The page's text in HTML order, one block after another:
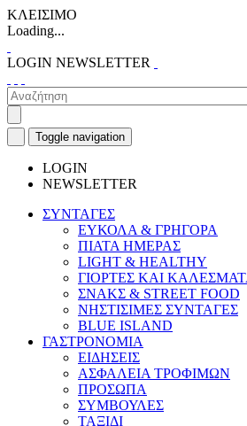
ΚΛΕΙΣΙΜΟ
Loading...
LOGIN NEWSLETTER
Toggle navigation
LOGIN
NEWSLETTER
ΣΥΝΤΑΓΕΣ
ΕΥΚΟΛΑ & ΓΡΗΓΟΡΑ
ΠΙΑΤΑ ΗΜΕΡΑΣ
LIGHT & HEALTHY
ΓΙΟΡΤΕΣ ΚΑΙ
ΣΝΑΚΣ & STREET FOOD
ΝΗΣΤΙΣΙΜΕΣ ΣΥΝΤΑΓΕΣ
BLUE ISLAND
ΓΑΣΤΡΟΝΟΜΙΑ
ΕΙΔΗΣΕΙΣ
ΑΣΦΑΛΕΙΑ ΤΡΟΦΙΜΩΝ
ΠΡΟΣΩΠΑ
ΣΥΜΒΟΥΛΕΣ
ΤΑΞΙΔΙ